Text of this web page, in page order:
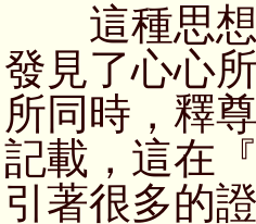
這種思想
發見了心心
所同時，釋
記載，這在
引著很多的